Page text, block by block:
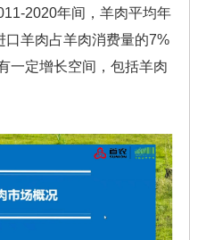
2020年间，羊肉平均年
羊肉占羊肉消费量的7%
一定增长空间，包括羊肉